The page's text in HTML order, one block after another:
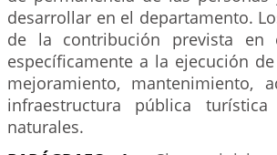
desarrollar en el departamento.
de la contribución prevista en
específicamente a la ejecución
mejoramiento, mantenimiento,
infraestructura pública
naturales.